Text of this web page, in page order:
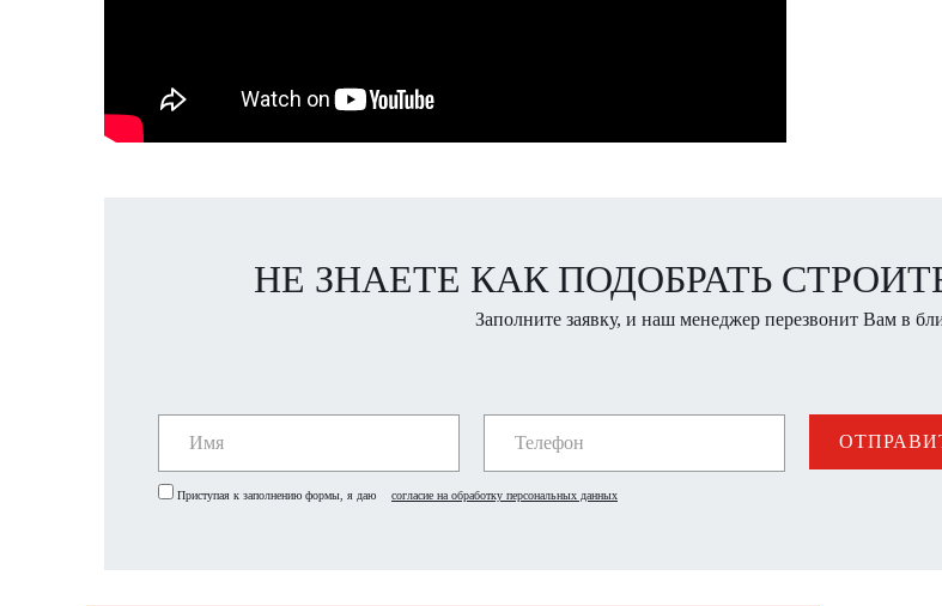
НЕ ЗНАЕТЕ КАК ПОДОБРАТЬ
Заполните заявку, и наш менеджер перезвонит Вам в
Приступая к заполнению формы, я даю согласие на обработку персональных данных